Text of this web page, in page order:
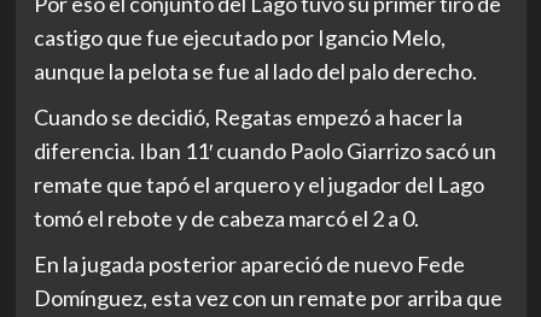
castigo que fue ejecutado por Igancio Melo,
aunque la pelota se fue al lado del palo derecho.
Cuando se decidió, Regatas empezó a hacer la
diferencia. Iban 11′ cuando Paolo Giarrizo sacó un
remate que tapó el arquero y el jugador del Lago
tomó el rebote y de cabeza marcó el 2 a 0.
En la jugada posterior apareció de nuevo Fede
Domínguez, esta vez con un remate por arriba que